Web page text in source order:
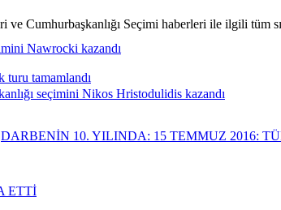
ve Cumhurbaşkanlığı Seçimi haberleri ile ilgili
Nawrocki kazandı
turu tamamlandı
seçimini Nikos Hristodulidis kazandı
DARBENİN 10. YILINDA: 15 TEMMUZ 2016:
ETTİ